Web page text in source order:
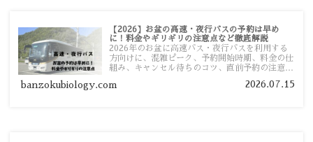
【2026】お盆の高速・夜行バスの予約は早め
に！料金やギリギリの注意点など徹底解説
2026年のお盆に高速バス・夜行バスを利用する
方向けに、混雑ピーク、予約開始時期、料金の仕
組み、キャンセル待ちのコツ、直前予約の注意点
banzokubiology.com 2026.07.15